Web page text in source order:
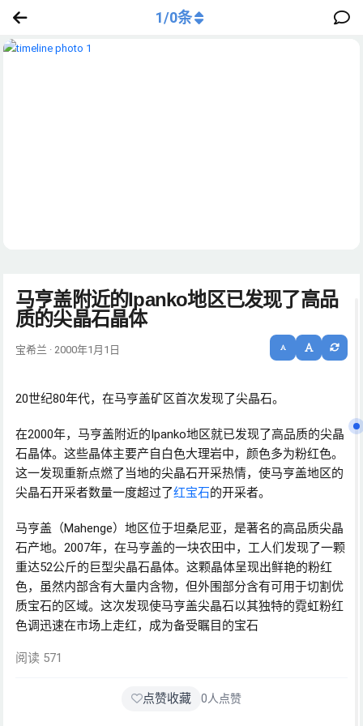
马亨盖附近的Ipanko地区已发现了高品
质的尖晶石晶体
宝希兰 · 2000年1月1日
20世纪80年代，在马亨盖矿区首次发现了尖晶石。
在2000年，马亨盖附近的Ipanko地区就已发现了高品质的尖晶
石晶体。​这些晶体主要产自白色大理岩中，颜色多为粉红色。​
这一发现重新点燃了当地的尖晶石开采热情，使马亨盖地区的
尖晶石开采者数量一度超过了红宝石的开采者。
​马亨盖（Mahenge）地区位于坦桑尼亚，是著名的高品质尖晶
石产地。​2007年，在马亨盖的一块农田中，工人们发现了一颗
重达52公斤的巨型尖晶石晶体。​这颗晶体呈现出鲜艳的粉红
色，虽然内部含有大量内含物，但外围部分含有可用于切割优
质宝石的区域。​这次发现使马亨盖尖晶石以其独特的霓虹粉红
色调迅速在市场上走红，成为备受瞩目的宝石
阅读 571
点赞收藏 0人点赞
1/0条